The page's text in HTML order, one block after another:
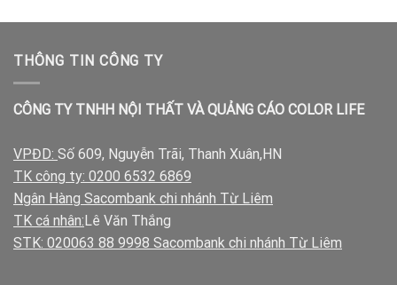
THÔNG TIN CÔNG TY
CÔNG TY TNHH NỘI THẤT VÀ QUẢNG CÁO COLOR LIFE
VPĐD: Số 609, Nguyễn Trãi, Thanh Xuân,HN
TK công ty: 0200 6532 6869
Ngân Hàng Sacombank chi nhánh Từ Liêm
TK cá nhân:Lê Văn Thắng
STK: 020063 88 9998 Sacombank chi nhánh Từ Liêm